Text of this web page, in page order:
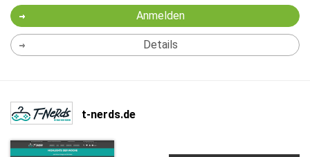
Anmelden
Details
t-nerds.de